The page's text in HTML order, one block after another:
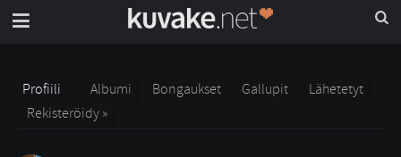
Profiili Albumi Bongaukset Gallupit
Lähetetyt
Rekisteröidy »